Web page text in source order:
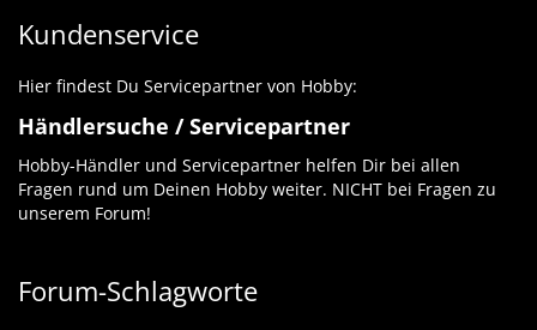
Kundenservice
Hier findest Du Servicepartner von Hobby:
Händlersuche / Servicepartner
Hobby-Händler und Servicepartner helfen Dir bei allen
Fragen rund um Deinen Hobby weiter. NICHT bei Fragen zu
unserem Forum!
Forum-Schlagworte